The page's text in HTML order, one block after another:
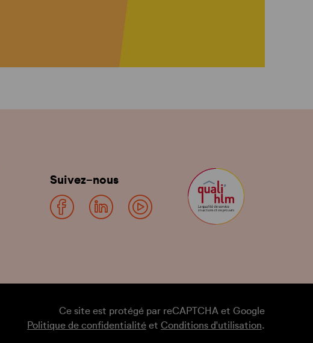
Suivez-nous
Ce site est protégé par reCAPTCHA et Google
Politique de confidentialité et Conditions d'utilisation.